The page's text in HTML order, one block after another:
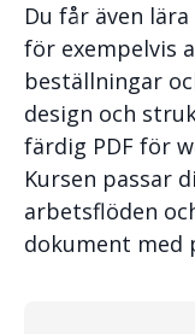
Du får även
för exempelvis
beställningar
design och
färdig PDF för
Kursen passar
arbetsflöden
dokument med